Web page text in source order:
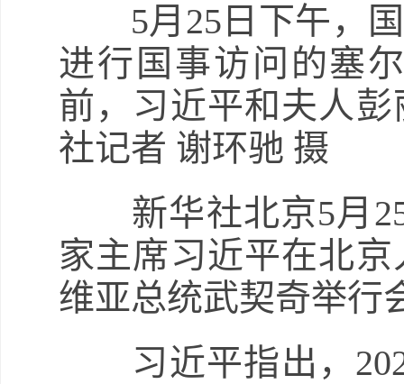
5月25日下午，
进行国事访问的塞
前，习近平和夫人
社记者 谢环驰 摄
新华社北京5月25
家主席习近平在北
维亚总统武契奇举行
习近平指出，